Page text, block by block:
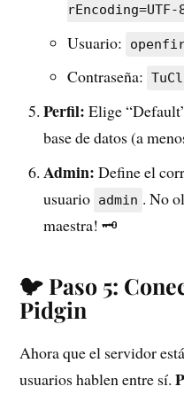
rEncoding=UTF-
Usuario:
Contraseña:
Perfil: Elige
base de datos (a
Admin: Define el
usuario admin . No
maestra! 🗝️
🐦 Paso 5:
Pidgin
Ahora que el servidor
usuarios hablen entre sí.